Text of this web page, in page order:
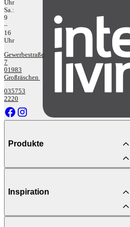
Uhr
Sa.:
9
–
16
Uhr
Gewerbestraße
7
01983
Großräschen
035753
2220
Produkte
Inspiration